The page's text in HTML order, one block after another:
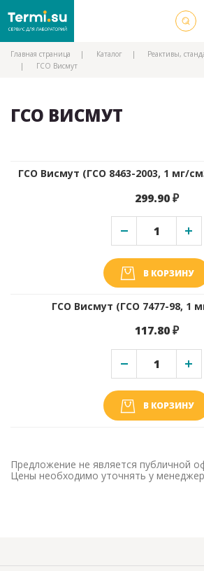
Главная страница Каталог
Реактивы,
ГСО Висмут
ГСО ВИСМУТ
ГСО Висмут (ГСО 8463-2003, 1 мг/
299.90 ₽
В КОРЗИНУ
ГСО Висмут (ГСО 7477-98, 1
117.80 ₽
В КОРЗИНУ
Предложение не является публичной
Цены необходимо уточнять у